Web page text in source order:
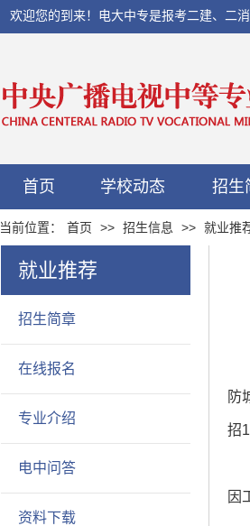
欢迎您的到来！电大中专是报考二建、二
首页 学校动态 招生
当前位置： 首页 >> 招生信息 >> 就业推
就业推荐
招生简章
在线报名
专业介绍
电中问答
资料下载
防
招
因